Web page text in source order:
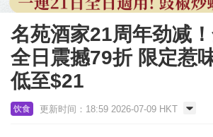
名苑酒家21周年劲减
全日震撼79折 限定惹
低至$21
饮食 更新时间：18:59 2026-07-09 HKT